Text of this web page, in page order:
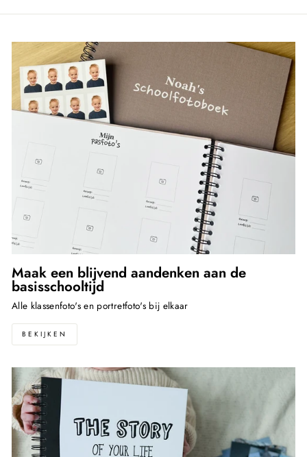
Maak een blijvend aandenken aan de
basisschooltijd
Alle klassenfoto's en portretfoto's bij elkaar
BEKIJKEN